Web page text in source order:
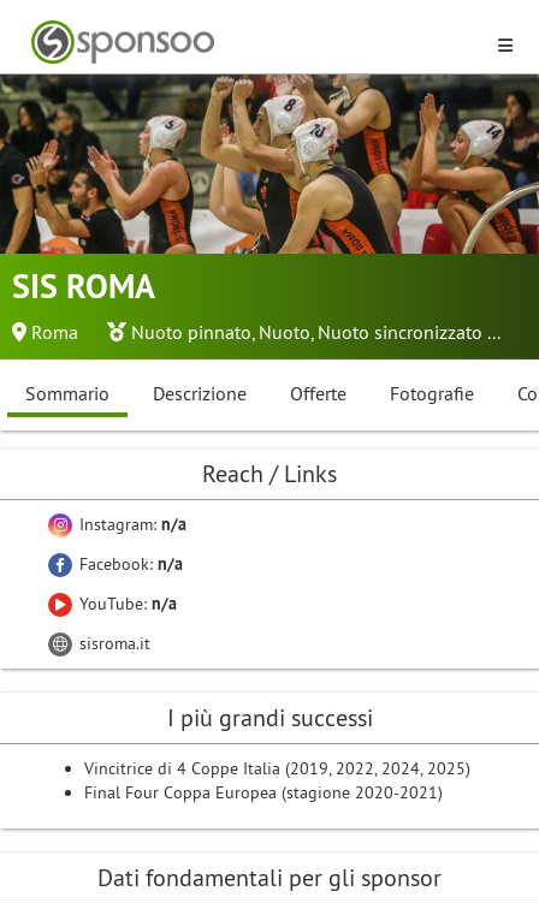
SIS ROMA
Roma Nuoto pinnato, Nuoto, Nuoto sincronizzato ...
Sommario Descrizione Offerte Fotografie
Reach / Links
Instagram: n/a
Facebook: n/a
YouTube: n/a
sisroma.it
I più grandi successi
Vincitrice di 4 Coppe Italia (2019, 2022, 2024, 2025)
Final Four Coppa Europea (stagione 2020-2021)
Dati fondamentali per gli sponsor